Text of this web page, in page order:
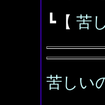
┗【 苦
苦しい